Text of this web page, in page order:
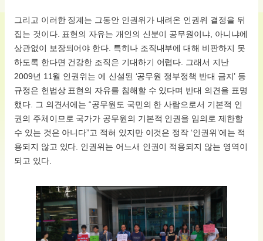
그리고 이러한 징계는 그동안 인권위가 내려온 인권위 결정을 뒤
집는 것이다. 표현의 자유는 개인의 신분이 공무원이냐, 아니냐에
상관없이 보장되어야 한다. 특히나 조직내부에 대해 비판하지 못
하도록 한다면 건강한 조직은 기대하기 어렵다. 그래서 지난
2009년 11월 인권위는 에 신설된 ‘공무원 정부정책 반대 금지’ 등
규정은 헌법상 표현의 자유를 침해할 수 있다며 반대 의견을 표명
했다. 그 의견서에는 “공무원도 국민의 한 사람으로서 기본적 인
권의 주체이므로 국가가 공무원의 기본적 인권을 임의로 제한할
수 있는 것은 아니다”고 적혀 있지만 이것은 정작 ‘인권위’에는 적
용되지 않고 있다. 인권위는 어느새 인권이 적용되지 않는 영역이
되고 있다.